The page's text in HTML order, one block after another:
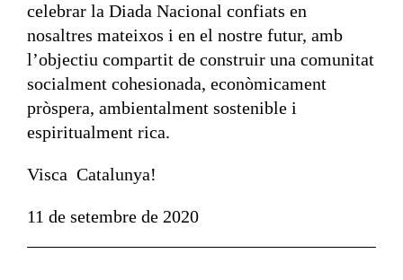
celebrar la Diada Nacional confiats en
nosaltres mateixos i en el nostre futur, amb
l’objectiu compartit de construir una comunitat
socialment cohesionada, econòmicament
pròspera, ambientalment sostenible i
espiritualment rica.
Visca Catalunya!
11 de setembre de 2020